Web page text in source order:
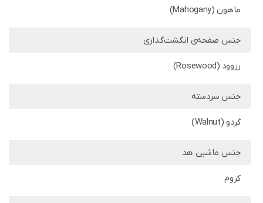
ماهون (Mahogany)
جنس صفحه‌ی انگشت‌گذاری
رزوود (Rosewood)
جنس سردسته
گردو (Walnut)
جنس ماشین هد
کروم